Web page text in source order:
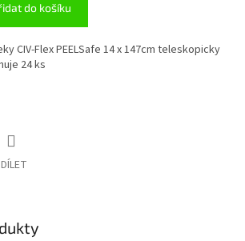
do košíku
CIV-Flex PEELSafe 14 x 147cm teleskopicky
24 ks